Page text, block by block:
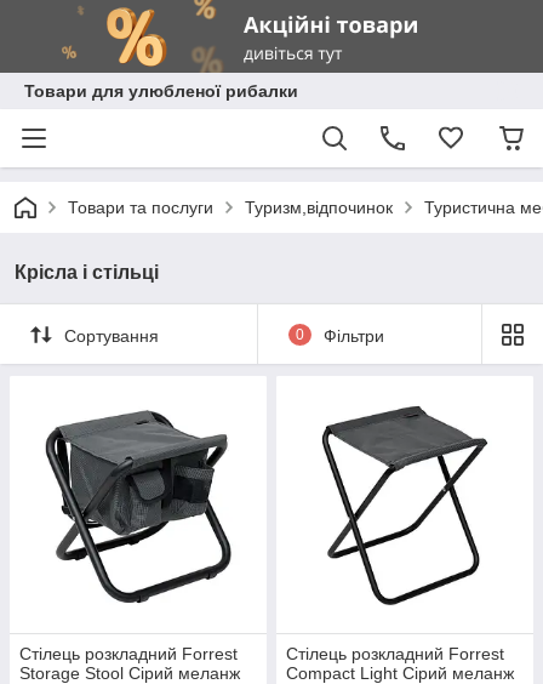
Товари для улюбленої рибалки
Товари та послуги Туризм,відпочинок Туристична
Крісла і стільці
Сортування 0 Фільтри
Стілець розкладний Forrest
Storage Stool Сірий меланж
Стілець розкладний Forrest
Compact Light Сірий меланж